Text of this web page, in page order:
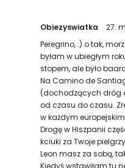
Obiezyswiatka
27.
Peregrino, :) o tak,
byłam w ubiegłym
stopem, ale było
Na Camino de
(dochodzących dróg
od czasu do czasu.
w każdym
Drogę w Hiszpanii
kciuki za Twoje
Leon masz za sobą,